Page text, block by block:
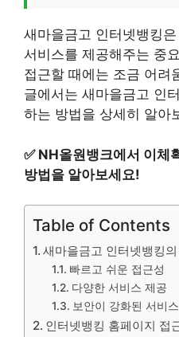
새마을금고 인터넷뱅킹
서비스를 제공해주는 중
접근할 때에는 조금 어려
글에서는 새마을금고 인
하는 방법을 상세히 알아
✅ NH올원뱅크에서 이체
방법을 알아보세요!
Table of Contents
새마을금고 인터넷뱅킹의
빠르고 쉬운 접근성
다양한 서비스 제공
보안이 강화된 서비스
인터넷뱅킹 홈페이지 접